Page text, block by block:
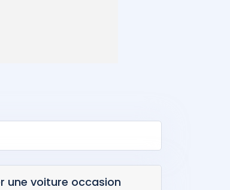
une voiture occasion